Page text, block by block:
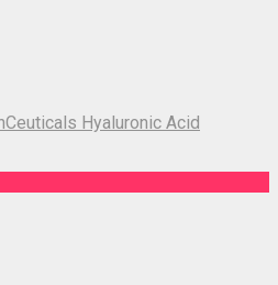
Hyaluronic Acid